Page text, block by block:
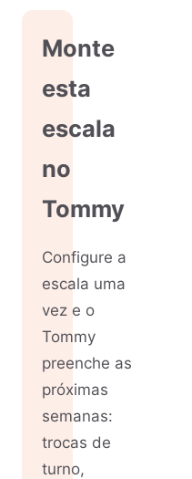
Monte
esta
escala
no
Tommy
Configure a
escala uma
vez e o
Tommy
preenche as
próximas
semanas:
trocas de
turno,